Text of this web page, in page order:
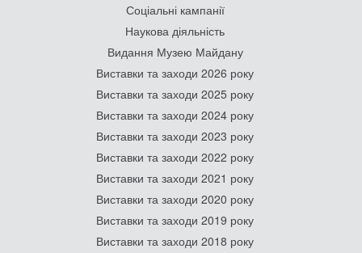
Соціальні кампанії
Наукова діяльність
Видання Музею Майдану
Виставки та заходи 2026 року
Виставки та заходи 2025 року
Виставки та заходи 2024 року
Виставки та заходи 2023 року
Виставки та заходи 2022 року
Виставки та заходи 2021 року
Виставки та заходи 2020 року
Виставки та заходи 2019 року
Виставки та заходи 2018 року